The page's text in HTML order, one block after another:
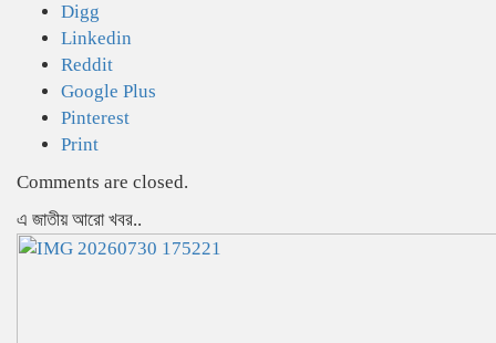
Digg
Linkedin
Reddit
Google Plus
Pinterest
Print
Comments are closed.
এ জাতীয় আরো খবর..